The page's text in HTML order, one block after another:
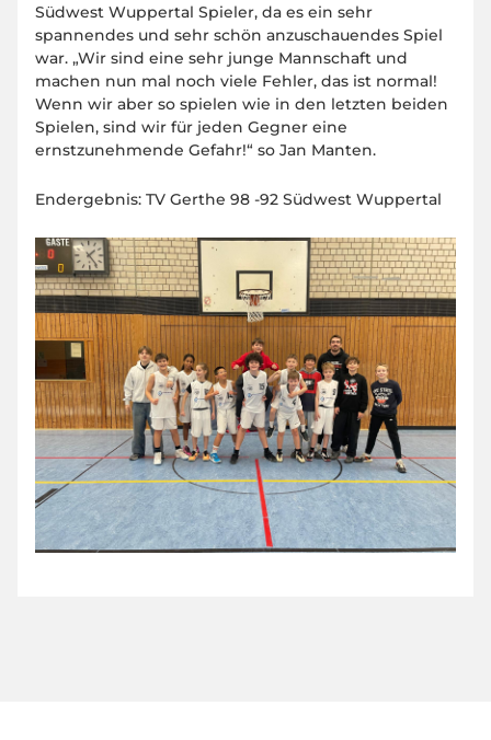
Südwest Wuppertal Spieler, da es ein sehr
spannendes und sehr schön anzuschauendes Spiel
war. „Wir sind eine sehr junge Mannschaft und
machen nun mal noch viele Fehler, das ist normal!
Wenn wir aber so spielen wie in den letzten beiden
Spielen, sind wir für jeden Gegner eine
ernstzunehmende Gefahr!“ so Jan Manten.
Endergebnis: TV Gerthe 98 -92 Südwest Wuppertal